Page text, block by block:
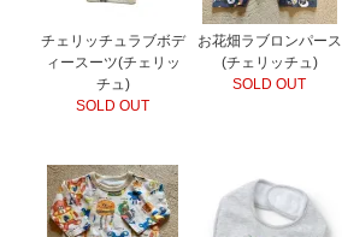
チェリッチュラブボデ
ィースーツ(チェリッ
チュ)
SOLD OUT
お花畑ラブロンパース
(チェリッチュ)
SOLD OUT